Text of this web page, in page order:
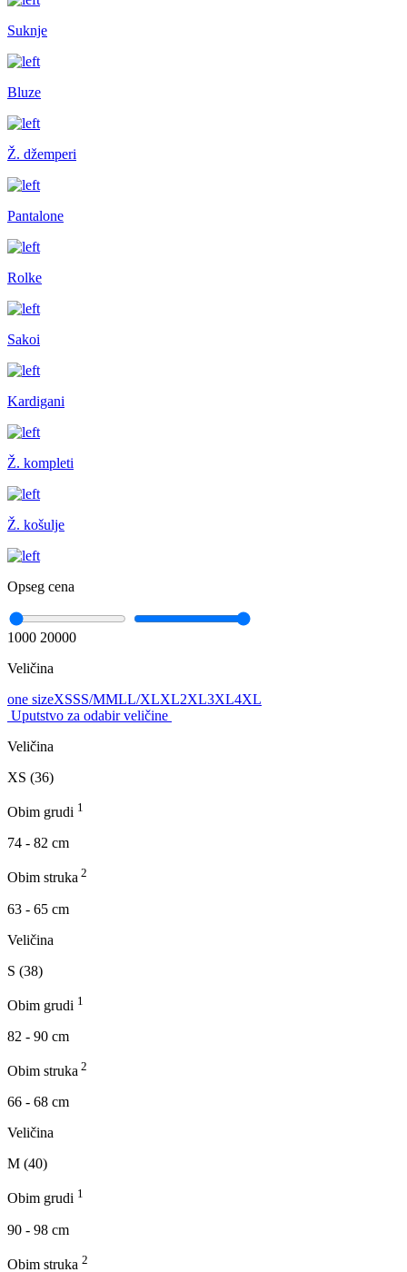
Suknje
Bluze
Ž. džemperi
Pantalone
Rolke
Sakoi
Kardigani
Ž. kompleti
Ž. košulje
Opseg cena
1000 20000
Veličina
one sizeXSSS/MMLL/XLXL2XL3XL4XL
Uputstvo za odabir veličine
Veličina
XS (36)
Obim grudi 1
74 - 82 cm
Obim struka 2
63 - 65 cm
Veličina
S (38)
Obim grudi 1
82 - 90 cm
Obim struka 2
66 - 68 cm
Veličina
M (40)
Obim grudi 1
90 - 98 cm
Obim struka 2